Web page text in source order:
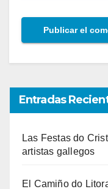
Entradas
Las Festas do
artistas gallegos
El Camiño do